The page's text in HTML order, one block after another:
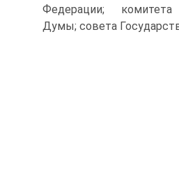
Федерации; комитета
Думы; совета